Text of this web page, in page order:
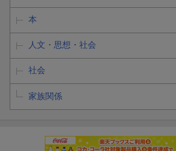
本
人文・思想・社会
社会
家族関係